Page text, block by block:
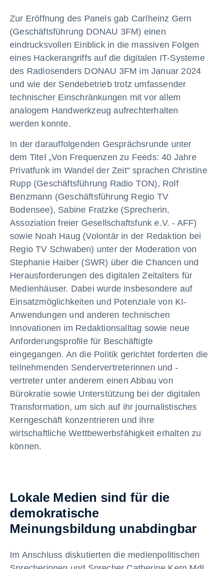
Zur Eröffnung des Panels gab Carlheinz Gern
(Geschäftsführung DONAU 3FM) einen
eindrucksvollen Einblick in die massiven Folgen
eines Hackerangriffs auf die digitalen IT-Systeme
des Radiosenders DONAU 3FM im Januar 2024
und wie der Sendebetrieb trotz umfassender
technischer Einschränkungen mit vor allem
analogem Handwerkzeug aufrechterhalten
werden konnte.
In der darauffolgenden Gesprächsrunde unter
dem Titel „Von Frequenzen zu Feeds: 40 Jahre
Privatfunk im Wandel der Zeit“ sprachen Christine
Rupp (Geschäftsführung Radio TON), Rolf
Benzmann (Geschäftsführung Regio TV
Bodensee), Sabine Fratzke (Sprecherin,
Assoziation freier Gesellschaftsfunk e.V. - AFF)
sowie Noah Haug (Volontär in der Redaktion bei
Regio TV Schwaben) unter der Moderation von
Stephanie Haiber (SWR) über die Chancen und
Herausforderungen des digitalen Zeitalters für
Medienhäuser. Dabei wurde insbesondere auf
Einsatzmöglichkeiten und Potenziale von KI-
Anwendungen und anderen technischen
Innovationen im Redaktionsalltag sowie neue
Anforderungsprofile für Beschäftigte
eingegangen. An die Politik gerichtet forderten die
teilnehmenden Sendervertreterinnen und -
vertreter unter anderem einen Abbau von
Bürokratie sowie Unterstützung bei der digitalen
Transformation, um sich auf ihr journalistisches
Kerngeschäft konzentrieren und ihre
wirtschaftliche Wettbewerbsfähigkeit erhalten zu
können.
Lokale Medien sind für die
demokratische
Meinungsbildung unabdingbar
Im Anschluss diskutierten die medienpolitischen